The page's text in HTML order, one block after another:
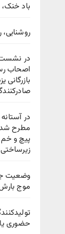
باد
در نشست
اصحاب
در
مطرح شد
پیچ‌ و خم
موج
حضوری